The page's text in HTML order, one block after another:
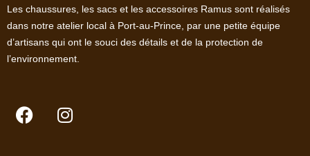
Les chaussures, les sacs et les accessoires Ramus sont réalisés
dans notre atelier local à Port-au-Prince, par une petite équipe
d’artisans qui ont le souci des détails et de la protection de
l’environnement.
F
a
I
n